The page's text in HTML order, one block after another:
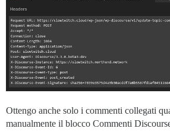
Ottengo anche solo i commenti collegati
manualmente il blocco Commenti